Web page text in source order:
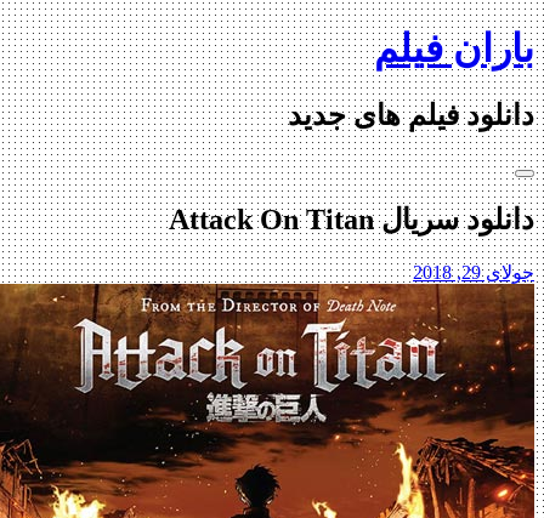
Skip
to
content
باران فیلم
دانلود فیلم های جدید
دانلود سریال Attack On Titan
جولای 29, 2018